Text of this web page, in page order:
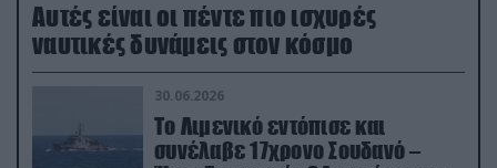
Aυτές είναι οι πέντε πιο ισχυρές
ναυτικές δυνάμεις στον κόσμο
30.06.2026
Το Λιμενικό εντόπισε και
συνέλαβε 17χρονο Σουδανό –